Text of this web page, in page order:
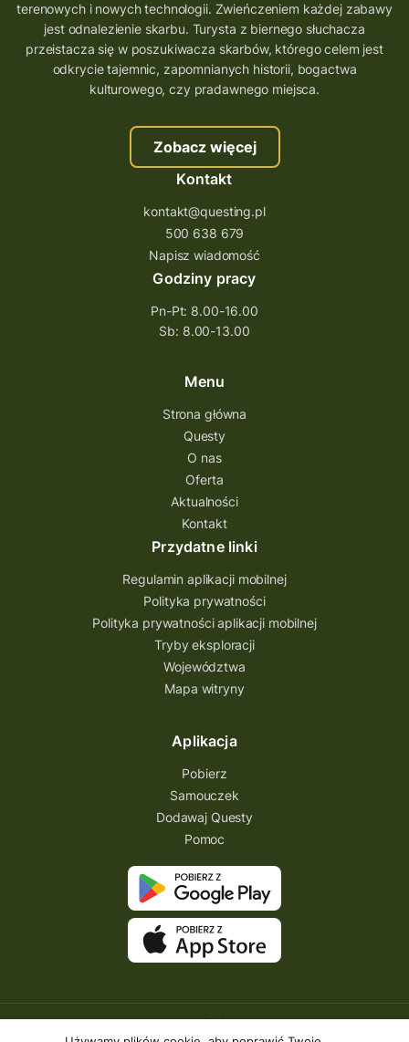
terenowych i nowych technologii. Zwieńczeniem każdej zabawy
jest odnalezienie skarbu. Turysta z biernego słuchacza
przeistacza się w poszukiwacza skarbów, którego celem jest
odkrycie tajemnic, zapomnianych historii, bogactwa
kulturowego, czy pradawnego miejsca.
Zobacz więcej
Kontakt
kontakt@questing.pl
500 638 679
Napisz wiadomość
Godziny pracy
Pn-Pt: 8.00-16.00
Sb: 8.00-13.00
Menu
Strona główna
Questy
O nas
Oferta
Aktualności
Kontakt
Przydatne linki
Regulamin aplikacji mobilnej
Polityka prywatności
Polityka prywatności aplikacji mobilnej
Tryby eksploracji
Województwa
Mapa witryny
Aplikacja
Pobierz
Samouczek
Dodawaj Questy
Pomoc